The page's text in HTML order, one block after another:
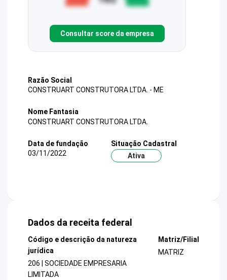
Consultar score da empresa
Razão Social
CONSTRUART CONSTRUTORA LTDA. - ME
Nome Fantasia
CONSTRUART CONSTRUTORA LTDA.
Data de fundação
03/11/2022
Situação Cadastral
Ativa
Dados da receita federal
Código e descrição da natureza
jurídica
206 | SOCIEDADE EMPRESARIA
LIMITADA
Matriz/Filial
MATRIZ